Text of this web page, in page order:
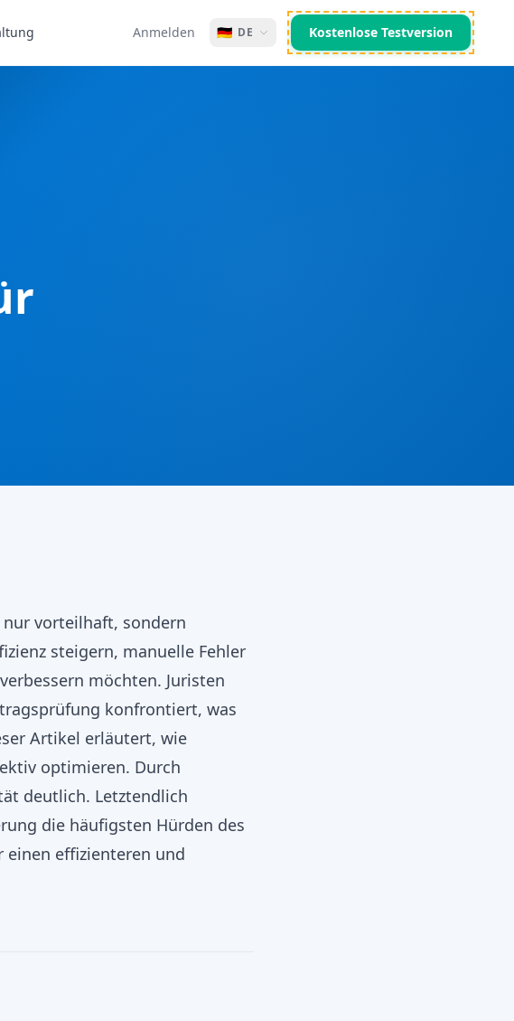
Anmelden 🇩🇪 DE Kostenlose Testversion
vorteilhaft, sondern
steigern, manuelle Fehler
möchten. Juristen
konfrontiert, was
Artikel erläutert, wie
optimieren. Durch
deutlich. Letztendlich
die häufigsten Hürden des
einen effizienteren und